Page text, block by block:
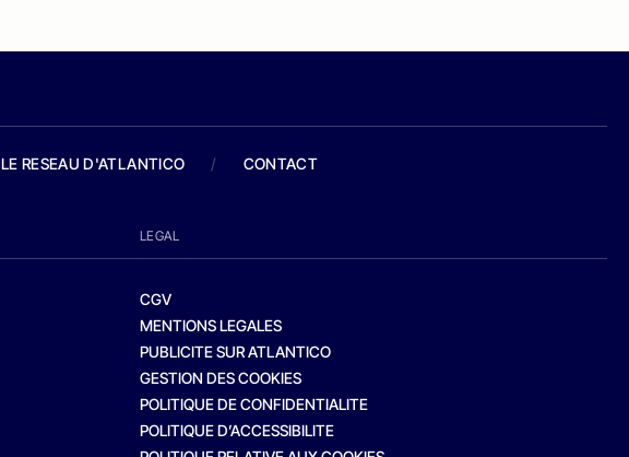
LE RESEAU D'ATLANTICO / CONTACT
LEGAL
CGV
MENTIONS LEGALES
PUBLICITE SUR ATLANTICO
GESTION DES COOKIES
POLITIQUE DE CONFIDENTIALITE
POLITIQUE D’ACCESSIBILITE